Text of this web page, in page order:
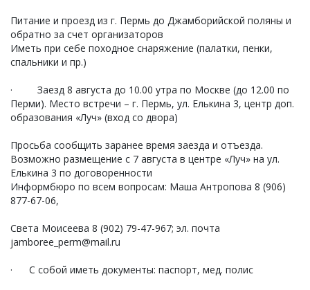
Питание и проезд из г. Пермь до Джамборийской поляны и
обратно за счет организаторов
Иметь при себе походное снаряжение (палатки, пенки,
спальники и пр.)
· Заезд 8 августа до 10.00 утра по Москве (до 12.00 по
Перми). Место встречи – г. Пермь, ул. Елькина 3, центр доп.
образования «Луч» (вход со двора)
Просьба сообщить заранее время заезда и отъезда.
Возможно размещение с 7 августа в центре «Луч» на ул.
Елькина 3 по договоренности
Информбюро по всем вопросам: Маша Антропова 8 (906)
877-67-06,
Света Моисеева 8 (902) 79-47-967; эл. почта
jamboree_perm@mail.ru
· С собой иметь документы: паспорт, мед. полис